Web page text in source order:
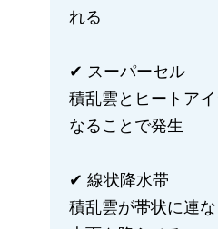
れる
✔︎ スーパーセル
積乱雲とヒートア
なることで発生
✔︎ 線状降水帯
積乱雲が帯状に連